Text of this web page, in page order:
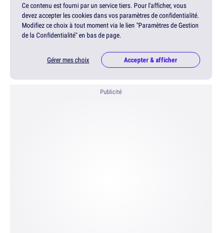
Ce contenu est fourni par un service tiers. Pour l'afficher, vous
devez accepter les cookies dans vos paramètres de confidentialité.
Modifiez ce choix à tout moment via le lien "Paramètres de Gestion
de la Confidentialité" en bas de page.
Gérer mes choix Accepter & afficher
Publicité